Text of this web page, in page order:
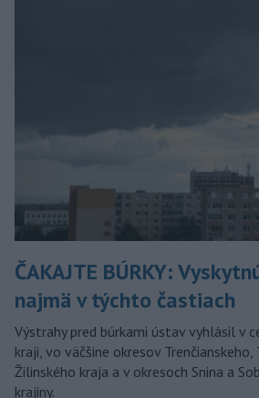
ČAKAJTE BÚRKY:
najmä v týchto častiach
Výstrahy pred búrkami ústav vyhlásil v
kraji, vo väčšine okresov Trenčianskeho,
Žilinského kraja a v okresoch Snina a
krajiny.